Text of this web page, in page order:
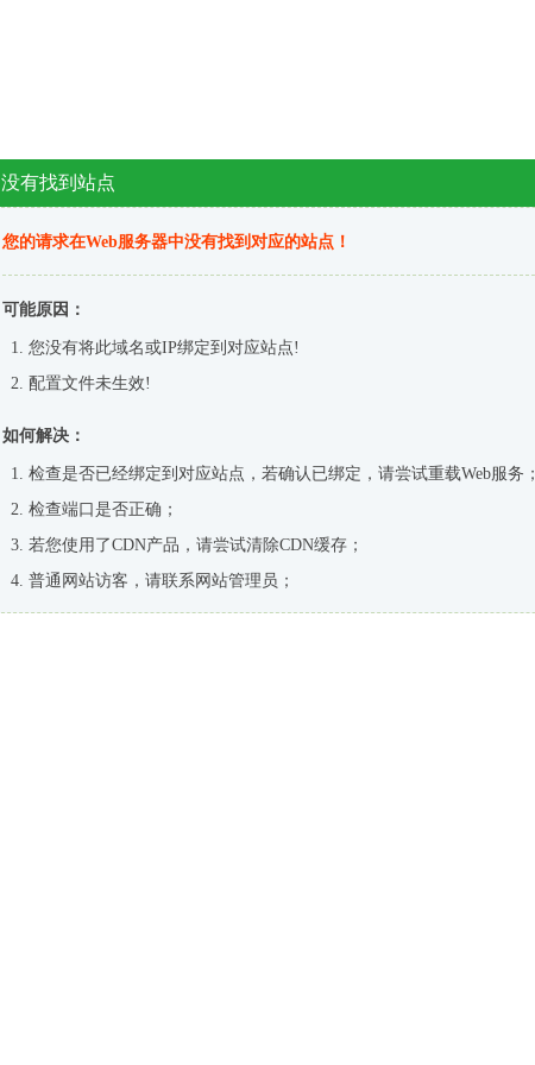
没有找到站点
您的请求在Web服务器中没有找到对应的站点！
可能原因：
您没有将此域名或IP绑定到对应站点!
配置文件未生效!
如何解决：
检查是否已经绑定到对应站点，若确认已绑定，请尝试重载Web服务；
检查端口是否正确；
若您使用了CDN产品，请尝试清除CDN缓存；
普通网站访客，请联系网站管理员；